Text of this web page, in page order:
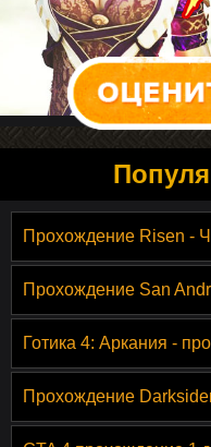
Прохождение Risen -
Прохождение San
Готика 4: Аркания -
Прохождение